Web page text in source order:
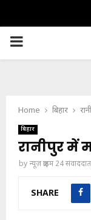
PRIMARY
Home बिहार
बिहार
रानीपुर में
byन्यूज़ क्राइम 24
SHARE